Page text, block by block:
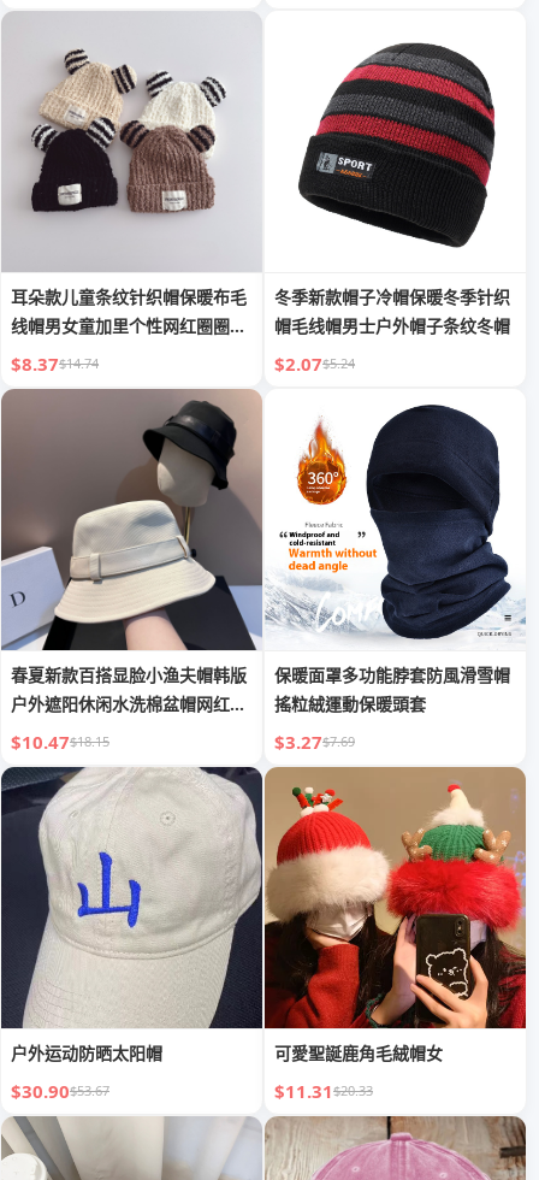
耳朵款儿童条纹针织帽保暖布毛
线帽男女童加里个性网红圈圈纱
ins
$8.37$14.74
冬季新款帽子冷帽保暖冬季针织
帽毛线帽男士户外帽子条纹冬帽
$2.07$5.24
春夏新款百搭显脸小渔夫帽韩版
户外遮阳休闲水洗棉盆帽网红帽
子女
$10.47$18.15
保暖面罩多功能脖套防風滑雪帽
搖粒絨運動保暖頭套
$3.27$7.69
户外运动防晒太阳帽
$30.90$53.67
可愛聖誕鹿角毛絨帽女
$11.31$20.33